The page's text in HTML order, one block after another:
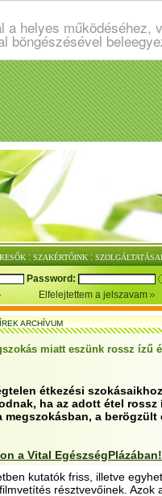
a helyes
böngészésével
: SZAKÉRTŐINK :
Password:
Elfelejtettem a jelszavam
ARCHÍVUM
miatt eszünk rossz ízű
étkezési
ha az adott étel
megszokásban, a
a Vital EgészségPlázában!
kutatók friss, illetve
résztvevőinek. Azok